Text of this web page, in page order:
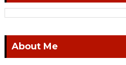
About Me